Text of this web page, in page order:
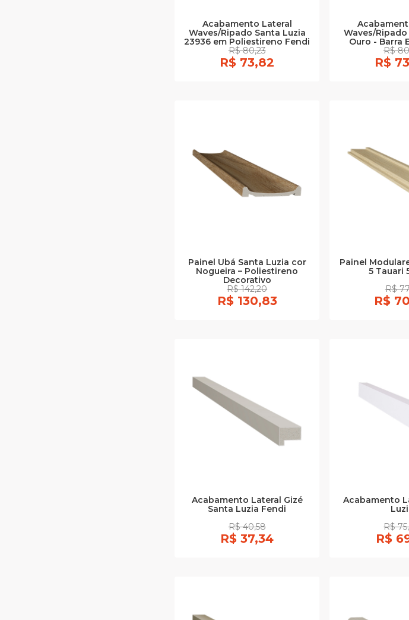
Acabamento Lateral
Waves/Ripado Santa Luzia
23936 em Poliestireno Fendi
R$ 80,23
R$ 73,82
Waves/
Ouro - Barra
R$
R$
Painel Ubá Santa Luzia cor
Nogueira – Poliestireno
Decorativo
R$ 142,20
R$ 130,83
Painel
5 Tauari
R$
R$
Acabamento Lateral Gizé
Santa Luzia Fendi
R$ 40,58
R$ 37,34
Acabamento
R$
R$